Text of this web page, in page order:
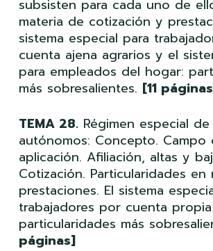
subsisten para cada uno de
materia de cotización y
sistema especial para
cuenta ajena agrarios y el
para empleados del hogar:
más sobresalientes. [11
TEMA 28. Régimen especial
autónomos: Concepto. Campo
aplicación. Afiliación, altas y
Cotización. Particularidades en
prestaciones. El sistema
trabajadores por cuenta
particularidades más
páginas]